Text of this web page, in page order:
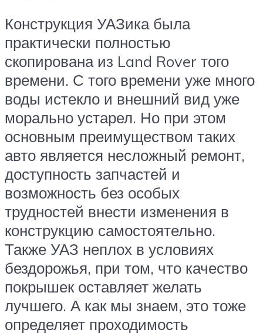
Конструкция УАЗика была
практически полностью
скопирована из Land Rover того
времени. С того времени уже много
воды истекло и внешний вид уже
морально устарел. Но при этом
основным преимуществом таких
авто является несложный ремонт,
доступность запчастей и
возможность без особых
трудностей внести изменения в
конструкцию самостоятельно.
Также УАЗ неплох в условиях
бездорожья, при том, что качество
покрышек оставляет желать
лучшего. А как мы знаем, это тоже
определяет проходимость